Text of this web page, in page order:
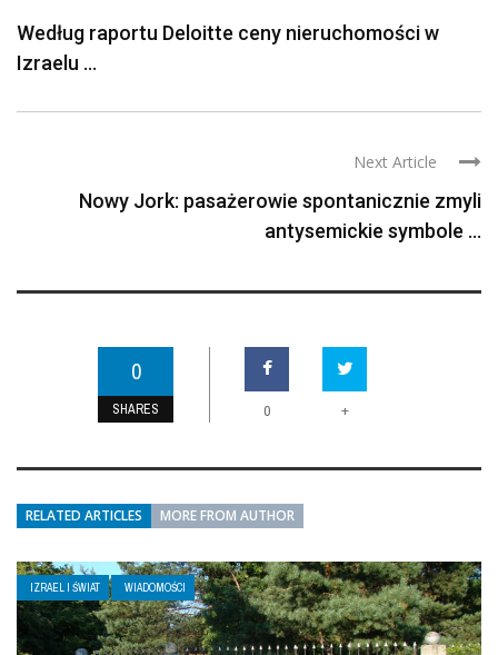
Według raportu Deloitte ceny nieruchomości w
Izraelu ...
Next Article
Nowy Jork: pasażerowie spontanicznie zmyli
antysemickie symbole ...
0
SHARES 0 +
RELATED ARTICLES MORE FROM AUTHOR
IZRAEL I ŚWIAT WIADOMOŚCI